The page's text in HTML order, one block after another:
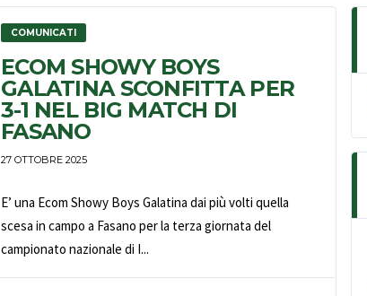
COMUNICATI
ECOM SHOWY BOYS
GALATINA SCONFITTA PER
3-1 NEL BIG MATCH DI
FASANO
27 OTTOBRE 2025
E’ una Ecom Showy Boys Galatina dai più volti quella
scesa in campo a Fasano per la terza giornata del
campionato nazionale di I...